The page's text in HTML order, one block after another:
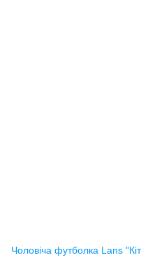
Чоловіча футболка Lans